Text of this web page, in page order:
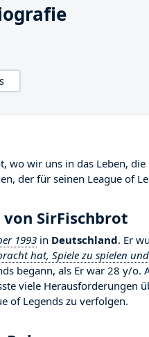
wir uns in das Leben, die
der für seinen League of
SirFischbrot
1993 in Deutschland. Er
hat, Spiele zu spielen
begann, als Er war 28 y/o.
viele Herausforderungen
of Legends zu verfolgen.